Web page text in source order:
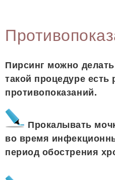
Пирсинг можно
такой процедуре есть
противопоказаний.
Прокалывать
во время
период обострения